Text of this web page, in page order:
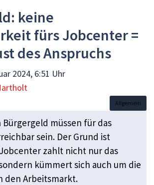
keine
fürs Jobcenter =
des Anspruchs
2024, 6:51 Uhr
Allgemein
Bürgergeld müssen für das
sein. Der Grund ist
zahlt nicht nur das
kümmert sich auch um die
den Arbeitsmarkt.